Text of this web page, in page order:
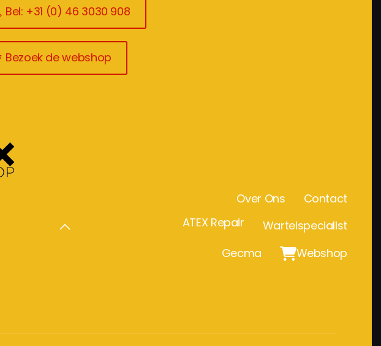
Bel: +31 (0) 46 3030 908
Bezoek de webshop
Over Ons
Contact
ATEX Repair
Wartelspecialist
Gecma
Webshop